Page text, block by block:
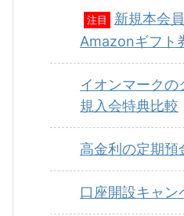
注目
新規本会
Amazonギフト
イオンマーク
規入会特典比較
高金利の定期預
口座開設キャン